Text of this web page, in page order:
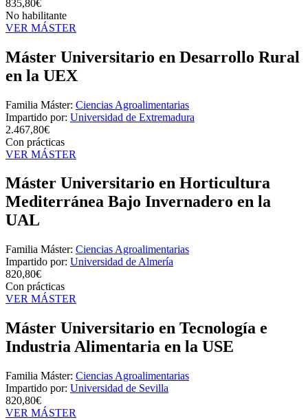
835,80€
No habilitante
VER MÁSTER
Máster Universitario en Desarrollo Rural
en la UEX
Familia Máster: Ciencias Agroalimentarias
Impartido por: Universidad de Extremadura
2.467,80€
Con prácticas
VER MÁSTER
Máster Universitario en Horticultura
Mediterránea Bajo Invernadero en la
UAL
Familia Máster: Ciencias Agroalimentarias
Impartido por: Universidad de Almería
820,80€
Con prácticas
VER MÁSTER
Máster Universitario en Tecnología e
Industria Alimentaria en la USE
Familia Máster: Ciencias Agroalimentarias
Impartido por: Universidad de Sevilla
820,80€
VER MÁSTER